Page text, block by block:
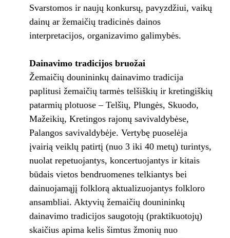
Svarstomos ir naujų konkursų, pavyzdžiui, vaikų
dainų ar žemaičių tradicinės dainos
interpretacijos, organizavimo galimybės.
Dainavimo tradicijos bruožai
Žemaičių dounininkų dainavimo tradicija
paplitusi žemaičių tarmės telšiškių ir kretingiškių
patarmių plotuose – Telšių, Plungės, Skuodo,
Mažeikių, Kretingos rajonų savivaldybėse,
Palangos savivaldybėje. Vertybę puoselėja
įvairią veiklų patirtį (nuo 3 iki 40 metų) turintys,
nuolat repetuojantys, koncertuojantys ir kitais
būdais vietos bendruomenes telkiantys bei
dainuojamąjį folklorą aktualizuojantys folkloro
ansambliai. Aktyvių žemaičių dounininkų
dainavimo tradicijos saugotojų (praktikuotojų)
skaičius apima kelis šimtus žmonių nuo